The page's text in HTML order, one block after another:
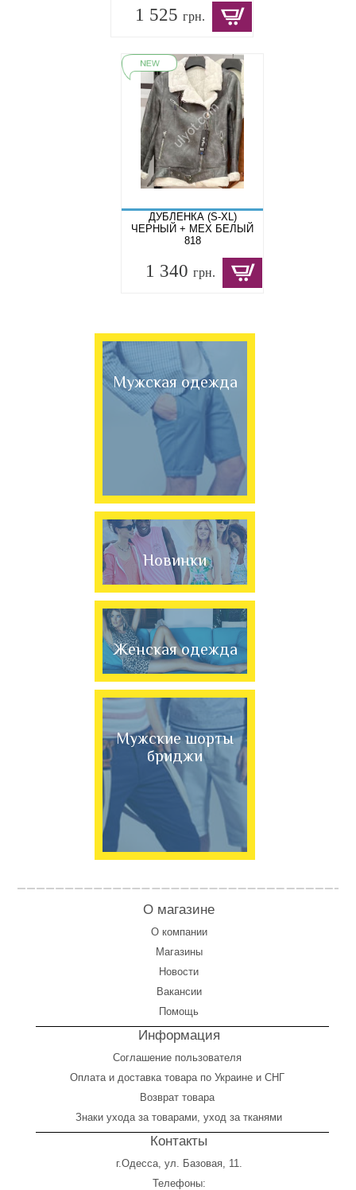
1 525грн.
ДУБЛЕНКА (S-XL)
ЧЕРНЫЙ + МЕХ БЕЛЫЙ
818
1 340грн.
Мужская одежда
Новинки
Женская одежда
Мужские шорты
бриджи
О магазине
О компании
Магазины
Новости
Вакансии
Помощь
Информация
Соглашение пользователя
Оплатаи доставка товара по Украине и СНГ
Возврат товара
Знаки ухода за товарами, уход за тканями
Контакты
г.Одесса, ул. Базовая, 11.
Телефоны: